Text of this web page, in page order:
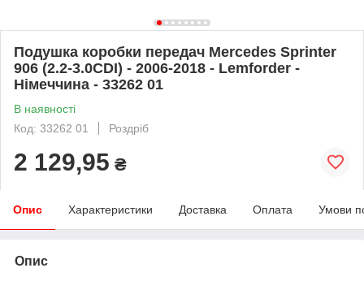
Подушка коробки передач Mercedes Sprinter
906 (2.2-3.0CDI) - 2006-2018 - Lemforder -
Німеччина - 33262 01
В наявності
Код: 33262 01
Роздріб
2 129,95 ₴
Опис Характеристики Доставка Оплата Умови
Опис